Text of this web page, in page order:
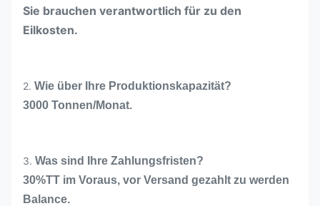
Sie brauchen verantwortlich für zu den
Eilkosten.
2. Wie über Ihre Produktionskapazität?
3000 Tonnen/Monat.
3. Was sind Ihre Zahlungsfristen?
30%TT im Voraus, vor Versand gezahlt zu werden
Balance.